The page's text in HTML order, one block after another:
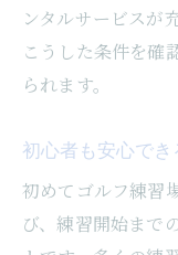
ンタルサービスが
こうした条件を確
られます。
初心者も安心で
初めてゴルフ練習
び、練習開始まで